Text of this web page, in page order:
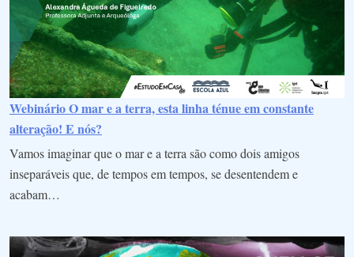
Webinário O mar e a terra, esta linha ténue em constante
alteração! E nós?
Vamos imaginar que o mar e a terra são como dois amigos
inseparáveis que, de tempos em tempos, se desentendem e
acabam…